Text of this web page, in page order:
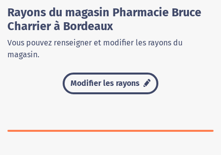
Rayons du magasin Pharmacie Bruce
Charrier à Bordeaux
Vous pouvez renseigner et modifier les rayons du
magasin.
Modifier les rayons